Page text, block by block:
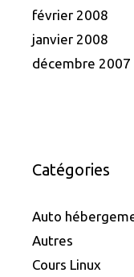
février 2008
janvier 2008
décembre 2007
Catégories
Auto
Autres
Cours Linux